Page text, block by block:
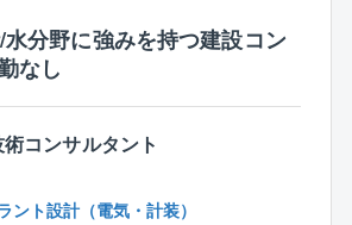
しているため、ゆくゆくは、経験を
携わることも可能であり、着実に
ることができます。
どの総合デベロッパーである東京
）グループの一員として、およそ6
理業務全般
ライアント発注工事の見積査定、
分野に強みを持つ建設コン
なし
コンサルタント
ント設計（電気・計装）